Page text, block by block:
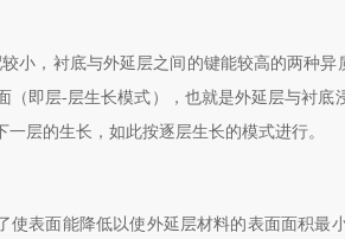
小，衬底与外延层之间的键能较高的两种
（即层- 层生长模式），也就是外延层与衬
层的生长，如此按逐层生长的模式进行。
使表面能降低以使外延层材料的表面面积